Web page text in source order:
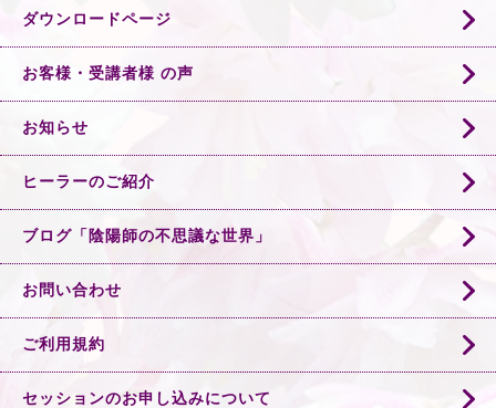
ダウンロードページ
お客様・受講者様 の声
お知らせ
ヒーラーのご紹介
ブログ「陰陽師の不思議な世界」
お問い合わせ
ご利用規約
セッションのお申し込みについて